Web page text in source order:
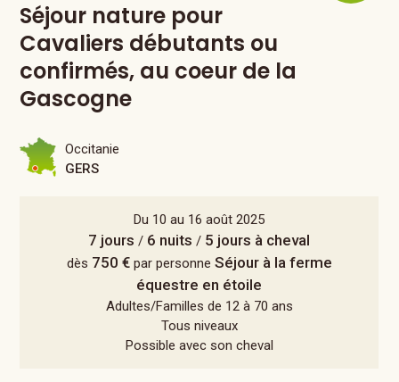
Séjour nature pour
Cavaliers débutants ou
confirmés, au coeur de la
Gascogne
Du 10 au 16 août 2025
7 jours / 6 nuits / 5 jours à cheval
dès 750 €par personne Séjour à la ferme
équestre en étoile
Adultes/Familles de 12 à 70 ans
Tous niveaux
Possible avec son cheval
Occitanie
GERS